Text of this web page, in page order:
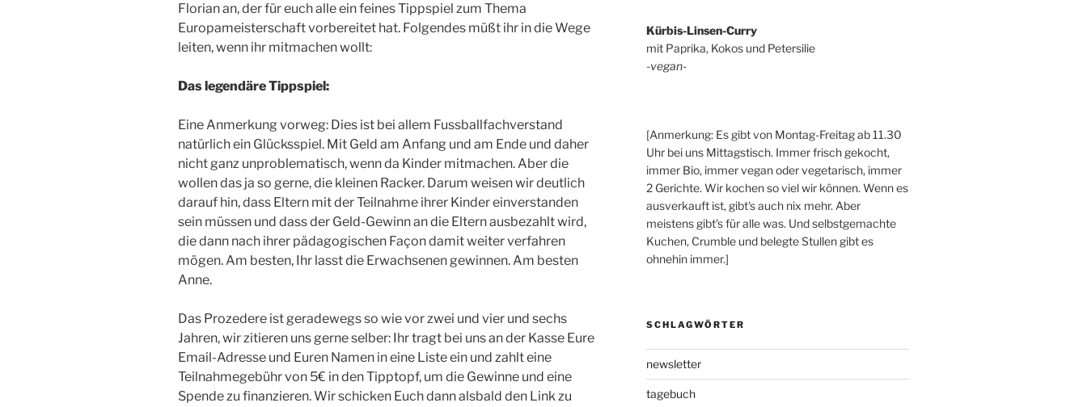
Florian an, der für euch alle ein feines Tippspiel zum Thema
Europameisterschaft vorbereitet hat. Folgendes müßt ihr in die Wege
leiten, wenn ihr mitmachen wollt:
Das legendäre Tippspiel:
Eine Anmerkung vorweg: Dies ist bei allem Fussballfachverstand
natürlich ein Glücksspiel. Mit Geld am Anfang und am Ende und daher
nicht ganz unproblematisch, wenn da Kinder mitmachen. Aber die
wollen das ja so gerne, die kleinen Racker. Darum weisen wir deutlich
darauf hin, dass Eltern mit der Teilnahme ihrer Kinder einverstanden
sein müssen und dass der Geld-Gewinn an die Eltern ausbezahlt wird,
die dann nach ihrer pädagogischen Façon damit weiter verfahren
mögen. Am besten, Ihr lasst die Erwachsenen gewinnen. Am besten
Anne.
Das Prozedere ist geradewegs so wie vor zwei und vier und sechs
Jahren, wir zitieren uns gerne selber: Ihr tragt bei uns an der Kasse Eure
Email-Adresse und Euren Namen in eine Liste ein und zahlt eine
Teilnahmegebühr von 5€ in den Tipptopf, um die Gewinne und eine
Spende zu finanzieren. Wir schicken Euch dann alsbald den Link zu
Kürbis-Linsen-Curry
mit Paprika, Kokos und Petersilie
-vegan-
[Anmerkung: Es gibt von Montag-Freitag ab 11.30
Uhr bei uns Mittagstisch. Immer frisch gekocht,
immer Bio, immer vegan oder vegetarisch, immer
2 Gerichte. Wir kochen so viel wir können. Wenn es
ausverkauft ist, gibt's auch nix mehr. Aber
meistens gibt's für alle was. Und selbstgemachte
Kuchen, Crumble und belegte Stullen gibt es
ohnehin immer.]
SCHLAGWÖRTER
newsletter
tagebuch